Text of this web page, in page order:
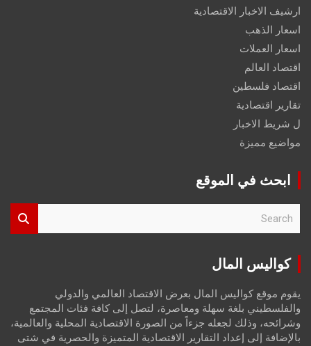
ارشيف الاخبار الاقتصادية
اسعار الذهب
اسعار العملات
اقتصاد العالم
اقتصاد فلسطين
تقارير اقتصادية
ل شريط الاخبار
مواضيع مميزة
ابحث في الموقع
r
كواليس المال
يقوم موقع كواليس المال بعرض الاقتصاد العالمي والدولي
والفلسطيني بلغة سهلة ومعاصرة، لتصل إلى كافة فئات المجتمع
وشرائحه، وذلك لجعله جزءاً من الصورة الاقتصادية المحلية والعالمية،
بالإضافة إلى إعداد التقارير الاقتصادية المتميزة والحصرية في شتى